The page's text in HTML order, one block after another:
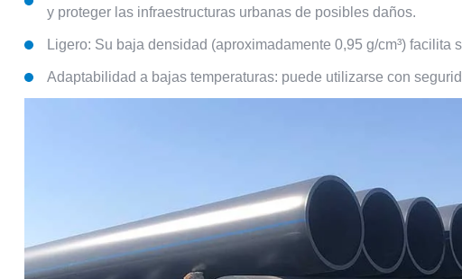
y proteger las infraestructuras urbanas de posibles daños.
Ligero: Su baja densidad (aproximadamente 0,95 g/cm³) facilita
Adaptabilidad a bajas temperaturas: puede utilizarse con